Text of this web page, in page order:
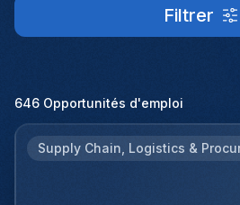
Filtrer
646 Opportunités d'emploi
Supply Chain, Logistics &